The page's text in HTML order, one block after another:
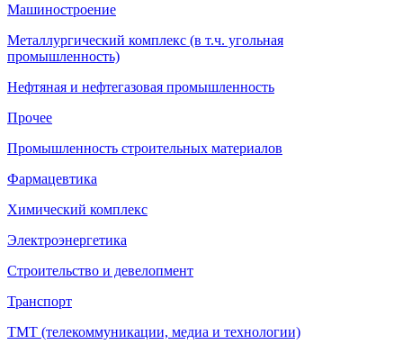
Машиностроение
Металлургический комплекс (в т.ч. угольная
промышленность)
Нефтяная и нефтегазовая промышленность
Прочее
Промышленность строительных материалов
Фармацевтика
Химический комплекс
Электроэнергетика
Строительство и девелопмент
Транспорт
ТМТ (телекоммуникации, медиа и технологии)